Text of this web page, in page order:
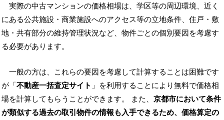
実際の中古マンションの価格相場は、学区等の周辺環境、近く
にある公共施設・商業施設へのアクセス等の立地条件、住戸・敷
地・共有部分の維持管理状況など、物件ごとの個別要因を考慮す
る必要があります。
一般の方は、これらの要因を考慮して計算することは困難です
が「不動産一括査定サイト 」を利用することにより無料で価格相
場を計算してもらうことができます。 また、 京都市において条件
が類似する過去の取引物件の情報も入手できるため、価格算定の